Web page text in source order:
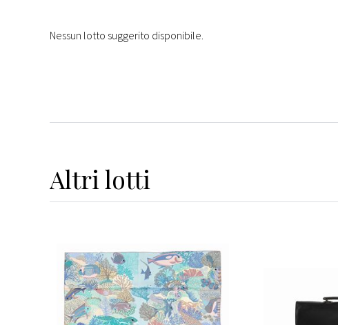
Nessun lotto suggerito disponibile.
Altri lotti